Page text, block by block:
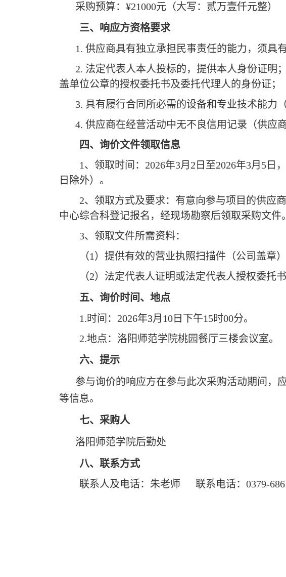
采购预算： ¥21000元（大写：贰万壹仟元整）
三、 响应方资格要求
1. 供应商具有独立承担民事责任的能力，须具
2. 法定代表人本人投标的，提供本人身份证明
盖单位公章的授权委托书及委托代理人的身份证；
3. 具有履行合同所必需的设备和专业技术能力
4. 供应商在经营活动中无不良信用记录（供应
四、 询价文件领取信息
1、领取时间： 2026年3月 2日 至2026年3月 5 日，
日除外）。
2、领取方式及要求：有意向参与项目的供应
中心综合科登记报名，经现场勘察后领取采购文件。
3、领取文件所需资料：
（1）提供有效的营业执照扫描件（公司盖章）
（2）法定代表人证明或法定代表人授权委托
五、 询价时间、地点
1.时间：2026年3月 10 日 下午15时00分。
2.地点：洛阳师范学院桃园餐厅三楼会议室。
六、提示
参与询价的响应方在参与此次采购活动期间，
等信息。
七、采购人
洛阳师范学院后勤处
八、联系方式
联系人及电话： 朱老师 联系电话： 0379-